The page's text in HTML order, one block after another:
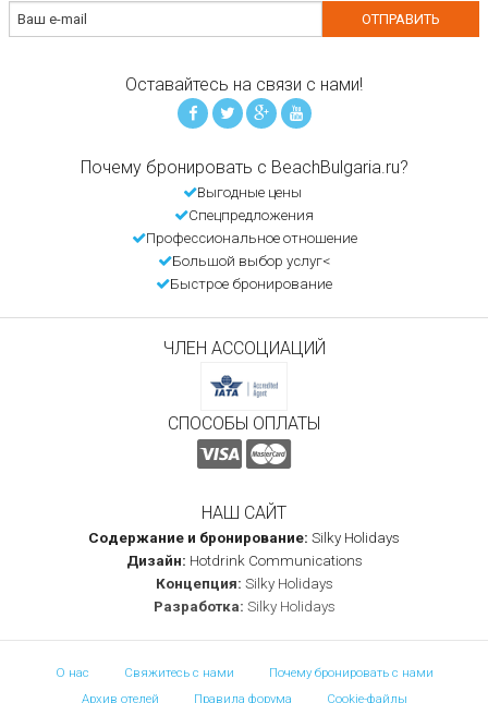
Оставайтесь на связи с нами!
Почему бронировать с BeachBulgaria.ru?
Выгодные цены
Спецпредложения
Профессиональное отношение
Большой выбор услуг<
Быстрое бронирование
ЧЛЕН АССОЦИАЦИЙ
СПОСОБЫ ОПЛАТЫ
НАШ САЙТ
Содержание и бронирование: Silky Holidays
Дизайн: Hotdrink Communications
Концепция: Silky Holidays
Разработка: Silky Holidays
О нас Свяжитесь с нами
Почему бронировать с нами
Архив отелей
Правила форума Cookie-файлы